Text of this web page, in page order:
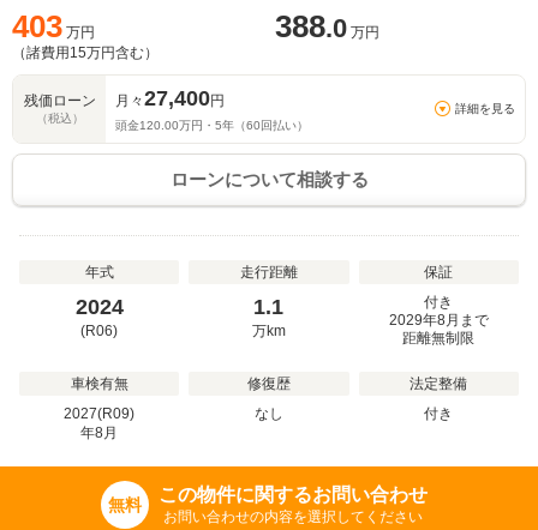
403 万円
（諸費用 15万円含む）
388.0 万円
残価ローン
（税込）
月々27,400円
頭金120.00万円・ 5年（60 回払い）
詳細を見る
ローンについて相談する
年式
2024
(R06)
走行距離
1.1
万km
保証
付き
2029年8月まで
距離無制限
車検有無
2027(R09)
年8月
修復歴
なし
法定整備
付き
無料 この物件に関するお問い合わせ
お問い合わせの内容を選択してください